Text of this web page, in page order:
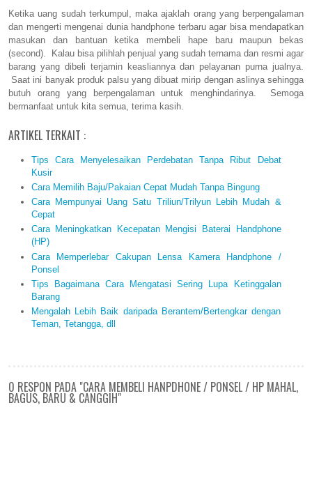
Ketika uang sudah terkumpul, maka ajaklah orang yang berpengalaman
dan mengerti mengenai dunia handphone terbaru agar bisa mendapatkan
masukan dan bantuan ketika membeli hape baru maupun bekas
(second). Kalau bisa pilihlah penjual yang sudah ternama dan resmi agar
barang yang dibeli terjamin keasliannya dan pelayanan purna jualnya.
Saat ini banyak produk palsu yang dibuat mirip dengan aslinya sehingga
butuh orang yang berpengalaman untuk menghindarinya. Semoga
bermanfaat untuk kita semua, terima kasih.
ARTIKEL TERKAIT :
Tips Cara Menyelesaikan Perdebatan Tanpa Ribut Debat
Kusir
Cara Memilih Baju/Pakaian Cepat Mudah Tanpa Bingung
Cara Mempunyai Uang Satu Triliun/Trilyun Lebih Mudah &
Cepat
Cara Meningkatkan Kecepatan Mengisi Baterai Handphone
(HP)
Cara Memperlebar Cakupan Lensa Kamera Handphone /
Ponsel
Tips Bagaimana Cara Mengatasi Sering Lupa Ketinggalan
Barang
Mengalah Lebih Baik daripada Berantem/Bertengkar dengan
Teman, Tetangga, dll
0 RESPON PADA "CARA MEMBELI HANPDHONE / PONSEL / HP MAHAL,
BAGUS, BARU & CANGGIH"